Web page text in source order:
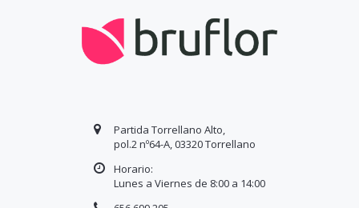
Partida Torrellano Alto,
pol.2 nº64-A, 03320 Torrellano
Horario:
Lunes a Viernes de 8:00 a 14:00